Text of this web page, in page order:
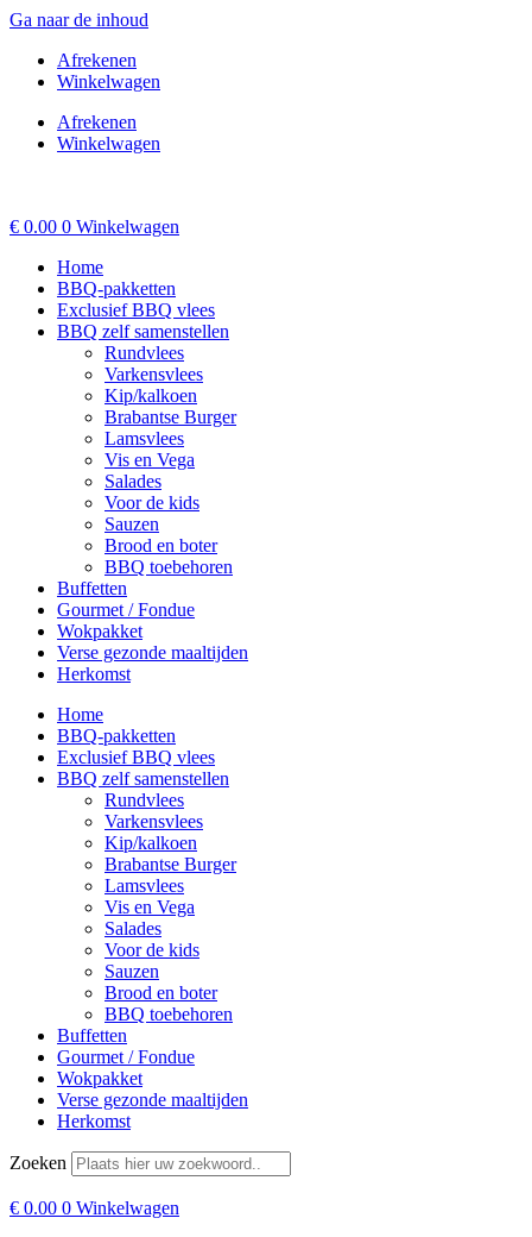
Ga naar de inhoud
Afrekenen
Winkelwagen
Afrekenen
Winkelwagen
€ 0.00 0 Winkelwagen
Home
BBQ-pakketten
Exclusief BBQ vlees
BBQ zelf samenstellen
Rundvlees
Varkensvlees
Kip/kalkoen
Brabantse Burger
Lamsvlees
Vis en Vega
Salades
Voor de kids
Sauzen
Brood en boter
BBQ toebehoren
Buffetten
Gourmet / Fondue
Wokpakket
Verse gezonde maaltijden
Herkomst
Home
BBQ-pakketten
Exclusief BBQ vlees
BBQ zelf samenstellen
Rundvlees
Varkensvlees
Kip/kalkoen
Brabantse Burger
Lamsvlees
Vis en Vega
Salades
Voor de kids
Sauzen
Brood en boter
BBQ toebehoren
Buffetten
Gourmet / Fondue
Wokpakket
Verse gezonde maaltijden
Herkomst
Zoeken
€ 0.00 0 Winkelwagen